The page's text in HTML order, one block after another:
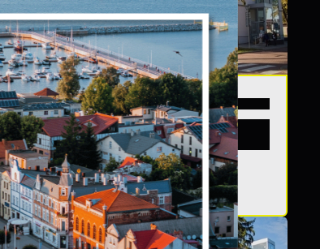
20 - 08 - 2026
Teatralne lato -
Zdrowo i kolorowo